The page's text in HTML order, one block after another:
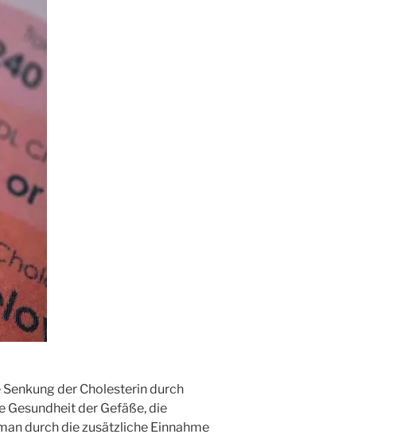
der Cholesterin durch
Gesundheit der Gefäße, die
durch die zusätzliche Einnahme